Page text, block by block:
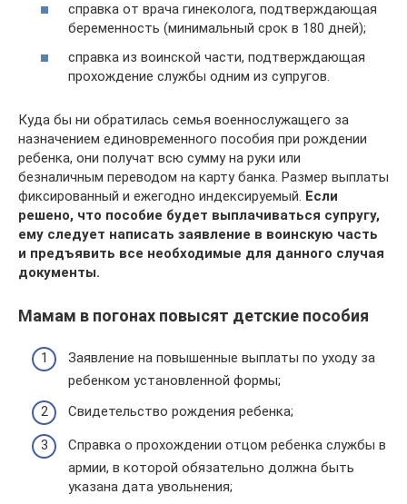
справка от врача гинеколога, подтверждающая
беременность (минимальный срок в 180 дней);
справка из воинской части, подтверждающая
прохождение службы одним из супругов.
Куда бы ни обратилась семья военнослужащего за
назначением единовременного пособия при рождении
ребенка, они получат всю сумму на руки или
безналичным переводом на карту банка. Размер выплаты
фиксированный и ежегодно индексируемый. Если
решено, что пособие будет выплачиваться супругу,
ему следует написать заявление в воинскую часть
и предъявить все необходимые для данного случая
документы.
Мамам в погонах повысят детские пособия
Заявление на повышенные выплаты по уходу за
ребенком установленной формы;
Свидетельство рождения ребенка;
Справка о прохождении отцом ребенка службы в
армии, в которой обязательно должна быть
указана дата увольнения;